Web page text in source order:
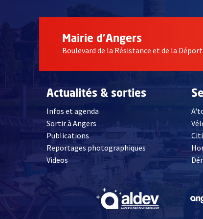
Mairie d'Angers
Boulevard de la Résistance et de la
Actualités & sorties
Infos et agenda
Sortir à Angers
Publications
Reportages photographiques
Videos, Ouvre une nouvelle fenêtre
, Ouvre une